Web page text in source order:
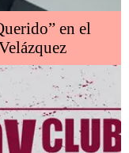
en el